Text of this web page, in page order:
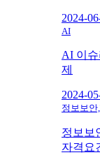
2024-
AI
AI 이
제
2024-
정보보
정보보
자격요